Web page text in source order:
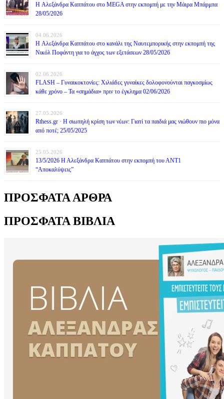
H Αλεξάνδρα Καππάτου στο MEGA στην εκπομπή με την Μάιρα Mπάρμπα
28/05/2026
04.06.2026
H Αλεξάνδρα Καππάτου στο κανάλι της Ναυτεμπορικής στην εκπομπή της
Νικόλ Ποφάντη για το άγχος των εξετάσεων 28/05/2026
02.06.2026
FLASH – Γυναικοκτονίες: Χιλιάδες γυναίκες δολοφονούνται παγκοσμίως
κάθε χρόνο – Τα «σημάδια» πριν το έγκλημα 02/06/2026
27.05.2026
Rthess.gr · Η σιωπηλή κρίση των νέων: Γιατί τα παιδιά μας νιώθουν πιο μόνα
από ποτέ; 25/05/2025
25.05.2026
13/5/2026 Η Αλεξάνδρα Καππάτου στην εκπομπή του ΑΝΤ1
“Αποκαλύψεις”
ΠΡΟΣΦΑΤΑ ΑΡΘΡΑ
ΠΡΟΣΦΑΤΑ ΒΙΒΛΙΑ